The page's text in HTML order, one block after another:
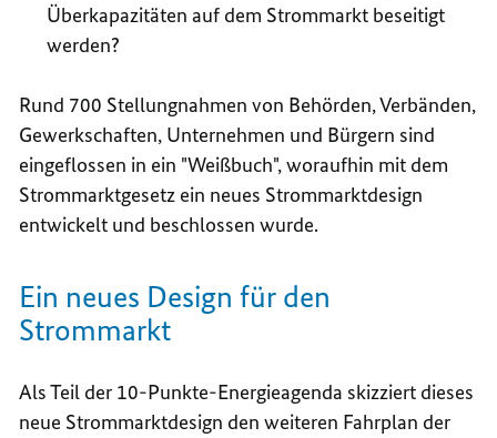
Überkapazitäten auf dem Strommarkt beseitigt
werden?
Rund 700 Stellungnahmen von Behörden, Verbänden,
Gewerkschaften, Unternehmen und Bürgern sind
eingeflossen in ein "Weißbuch", woraufhin mit dem
Strommarktgesetz ein neues Strommarktdesign
entwickelt und beschlossen wurde.
Ein neues Design für den
Strommarkt
Als Teil der 10-Punkte-Energieagenda skizziert dieses
neue Strommarktdesign den weiteren Fahrplan der